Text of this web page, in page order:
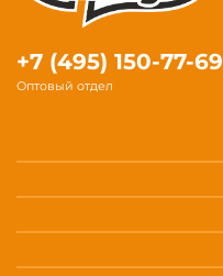
+7 (495) 150-77-69
Оптовый отдел